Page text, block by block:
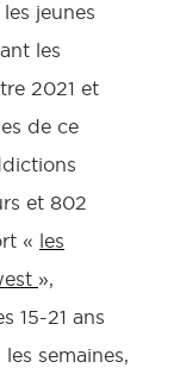
jeunes
les
2021 et
de ce
et 802
« les
»,
15-21 ans
semaines,